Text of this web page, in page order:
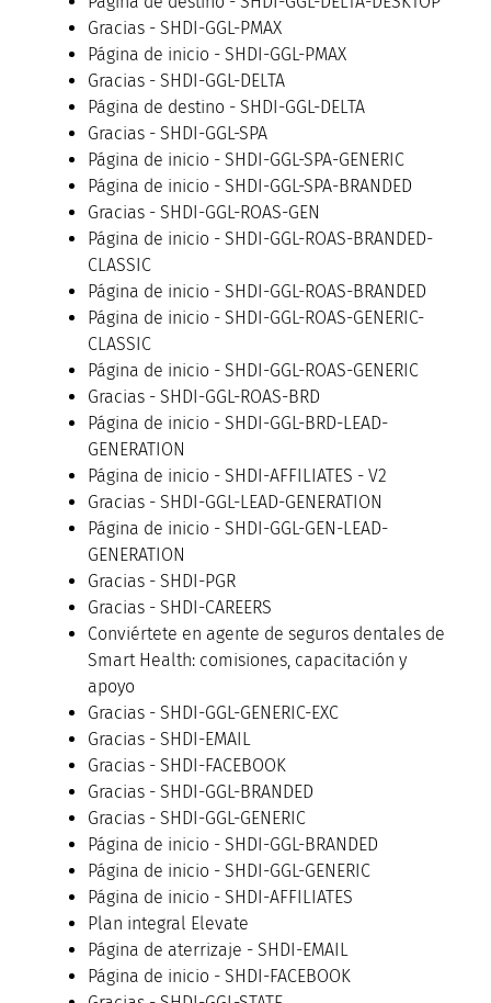
Gracias - SHDI-GGL-PMAX
Página de inicio - SHDI-GGL-PMAX
Gracias - SHDI-GGL-DELTA
Página de destino - SHDI-GGL-DELTA
Gracias - SHDI-GGL-SPA
Página de inicio - SHDI-GGL-SPA-GENERIC
Página de inicio - SHDI-GGL-SPA-BRANDED
Gracias - SHDI-GGL-ROAS-GEN
Página de inicio - SHDI-GGL-ROAS-BRANDED-
CLASSIC
Página de inicio - SHDI-GGL-ROAS-BRANDED
Página de inicio - SHDI-GGL-ROAS-GENERIC-
CLASSIC
Página de inicio - SHDI-GGL-ROAS-GENERIC
Gracias - SHDI-GGL-ROAS-BRD
Página de inicio - SHDI-GGL-BRD-LEAD-
GENERATION
Página de inicio - SHDI-AFFILIATES - V2
Gracias - SHDI-GGL-LEAD-GENERATION
Página de inicio - SHDI-GGL-GEN-LEAD-
GENERATION
Gracias - SHDI-PGR
Gracias - SHDI-CAREERS
Conviértete en agente de seguros dentales de
Smart Health: comisiones, capacitación y
apoyo
Gracias - SHDI-GGL-GENERIC-EXC
Gracias - SHDI-EMAIL
Gracias - SHDI-FACEBOOK
Gracias - SHDI-GGL-BRANDED
Gracias - SHDI-GGL-GENERIC
Página de inicio - SHDI-GGL-BRANDED
Página de inicio - SHDI-GGL-GENERIC
Página de inicio - SHDI-AFFILIATES
Plan integral Elevate
Página de aterrizaje - SHDI-EMAIL
Página de inicio - SHDI-FACEBOOK